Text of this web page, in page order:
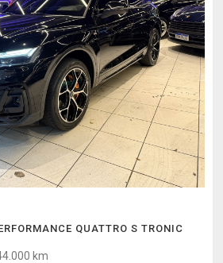
QUATTRO S TRONIC
km